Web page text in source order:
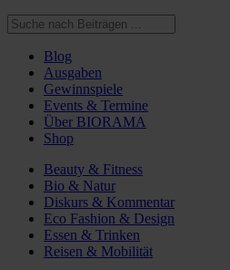
Blog
Ausgaben
Gewinnspiele
Events & Termine
Über BIORAMA
Shop
Beauty & Fitness
Bio & Natur
Diskurs & Kommentar
Eco Fashion & Design
Essen & Trinken
Reisen & Mobilität